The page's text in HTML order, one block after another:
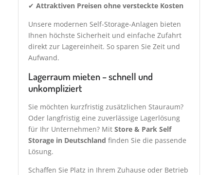
✔Attraktiven Preisen ohne versteckte Kosten
Unsere modernen Self-Storage-Anlagen bieten
Ihnen höchste Sicherheit und einfache Zufahrt
direkt zur Lagereinheit. So sparen Sie Zeit und
Aufwand.
Lagerraum mieten – schnell und
unkompliziert
Sie möchten kurzfristig zusätzlichen Stauraum?
Oder langfristig eine zuverlässige Lagerlösung
für Ihr Unternehmen? MitStore & Park Self
Storage in Deutschland finden Sie die passende
Lösung.
Schaffen Sie Platz in Ihrem Zuhause oder Betrieb